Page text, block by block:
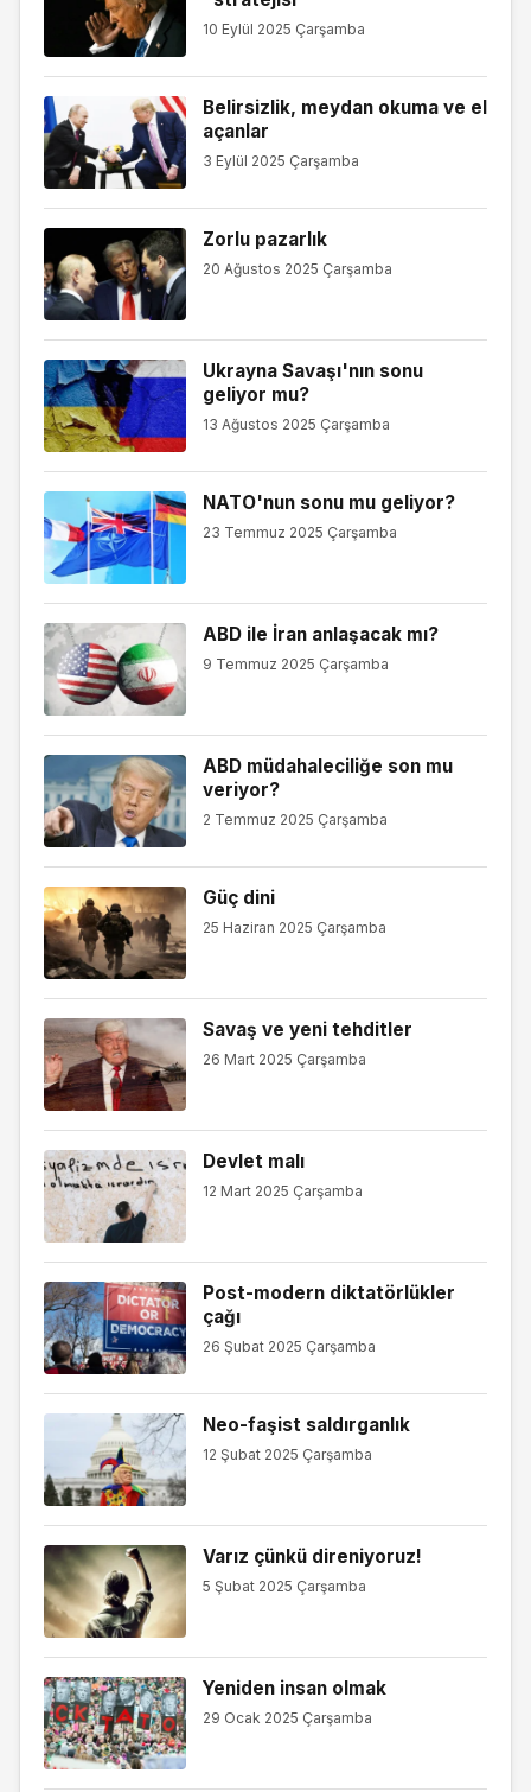
10 Eylül 2025 Çarşamba
Belirsizlik, meydan okuma ve el
açanlar
3 Eylül 2025 Çarşamba
Zorlu pazarlık
20 Ağustos 2025 Çarşamba
Ukrayna Savaşı'nın sonu
geliyor mu?
13 Ağustos 2025 Çarşamba
NATO'nun sonu mu geliyor?
23 Temmuz 2025 Çarşamba
ABD ile İran anlaşacak mı?
9 Temmuz 2025 Çarşamba
ABD müdahaleciliğe son mu
veriyor?
2 Temmuz 2025 Çarşamba
Güç dini
25 Haziran 2025 Çarşamba
Savaş ve yeni tehditler
26 Mart 2025 Çarşamba
Devlet malı
12 Mart 2025 Çarşamba
Post-modern diktatörlükler
çağı
26 Şubat 2025 Çarşamba
Neo-faşist saldırganlık
12 Şubat 2025 Çarşamba
Varız çünkü direniyoruz!
5 Şubat 2025 Çarşamba
Yeniden insan olmak
29 Ocak 2025 Çarşamba